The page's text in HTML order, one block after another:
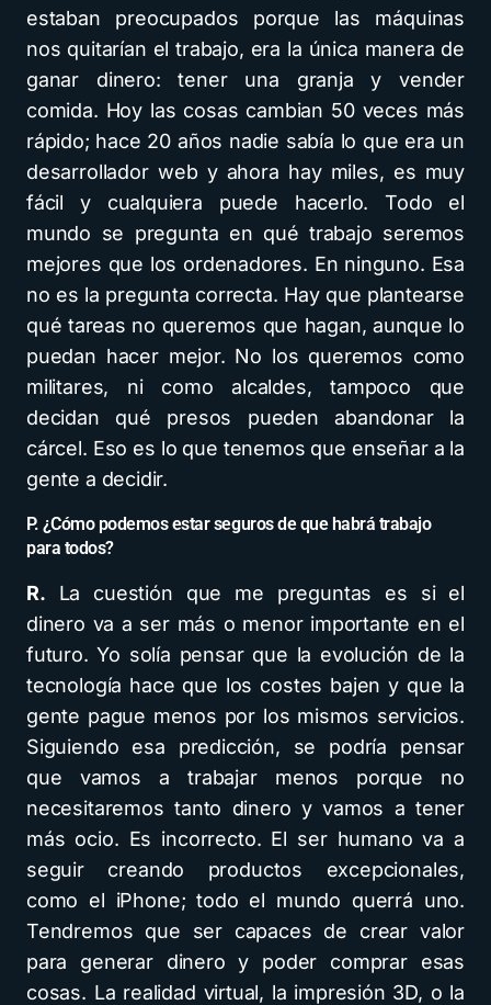
estaban preocupados porque las máquinas
nos quitarían el trabajo, era la única manera de
ganar dinero: tener una granja y vender
comida. Hoy las cosas cambian 50 veces más
rápido; hace 20 años nadie sabía lo que era un
desarrollador web y ahora hay miles, es muy
fácil y cualquiera puede hacerlo. Todo el
mundo se pregunta en qué trabajo seremos
mejores que los ordenadores. En ninguno. Esa
no es la pregunta correcta. Hay que plantearse
qué tareas no queremos que hagan, aunque lo
puedan hacer mejor. No los queremos como
militares, ni como alcaldes, tampoco que
decidan qué presos pueden abandonar la
cárcel. Eso es lo que tenemos que enseñar a la
gente a decidir.
P. ¿Cómo podemos estar seguros de que habrá trabajo
para todos?
R. La cuestión que me preguntas es si el
dinero va a ser más o menor importante en el
futuro. Yo solía pensar que la evolución de la
tecnología hace que los costes bajen y que la
gente pague menos por los mismos servicios.
Siguiendo esa predicción, se podría pensar
que vamos a trabajar menos porque no
necesitaremos tanto dinero y vamos a tener
más ocio. Es incorrecto. El ser humano va a
seguir creando productos excepcionales,
como el iPhone; todo el mundo querrá uno.
Tendremos que ser capaces de crear valor
para generar dinero y poder comprar esas
cosas. La realidad virtual, la impresión 3D, o la